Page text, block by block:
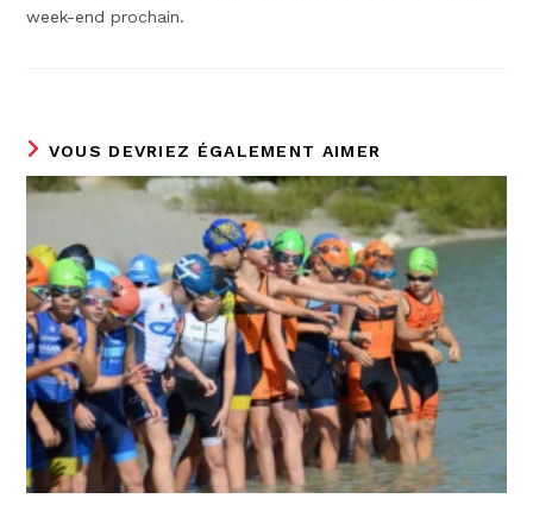
week-end prochain.
VOUS DEVRIEZ ÉGALEMENT AIMER